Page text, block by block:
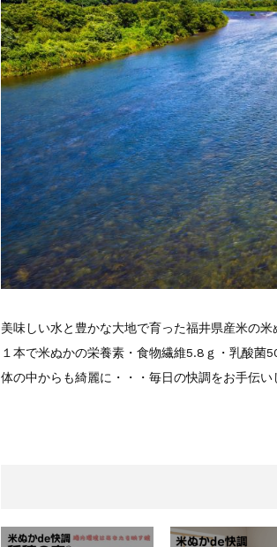
美味しい水と豊かな大地で育った福井県産米の
１本で米ぬかの栄養素・食物繊維5.8ｇ・乳酸菌
体の中からも綺麗に・・・毎日の快調をお手伝い